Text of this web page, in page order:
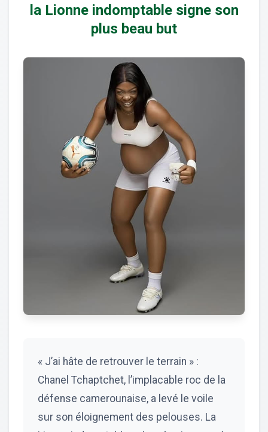
la Lionne indomptable signe son
plus beau but
« J’ai hâte de retrouver le terrain » :
Chanel Tchaptchet, l’implacable roc de la
défense camerounaise, a levé le voile
sur son éloignement des pelouses. La